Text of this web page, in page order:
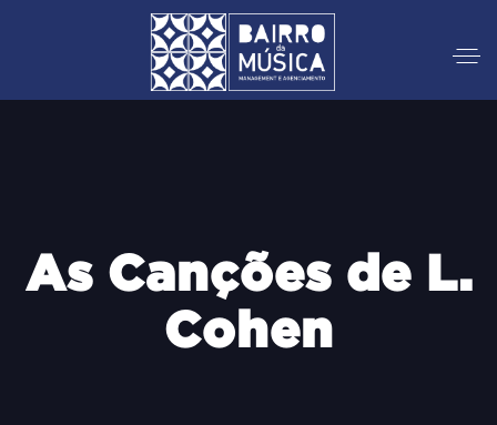
As Canções de L.
Cohen